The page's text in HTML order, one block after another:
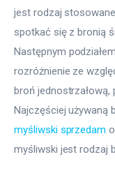
jest rodzaj
spotkać się z bronią
Następnym
rozróżnienie ze
broń
Najczęściej używaną
myśliwski sprzedam
myśliwski jest rodzaj